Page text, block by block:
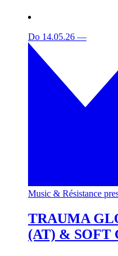
Do 14.05.26 —
Music & Résistance
TRAUMA
(AT) & SOFT